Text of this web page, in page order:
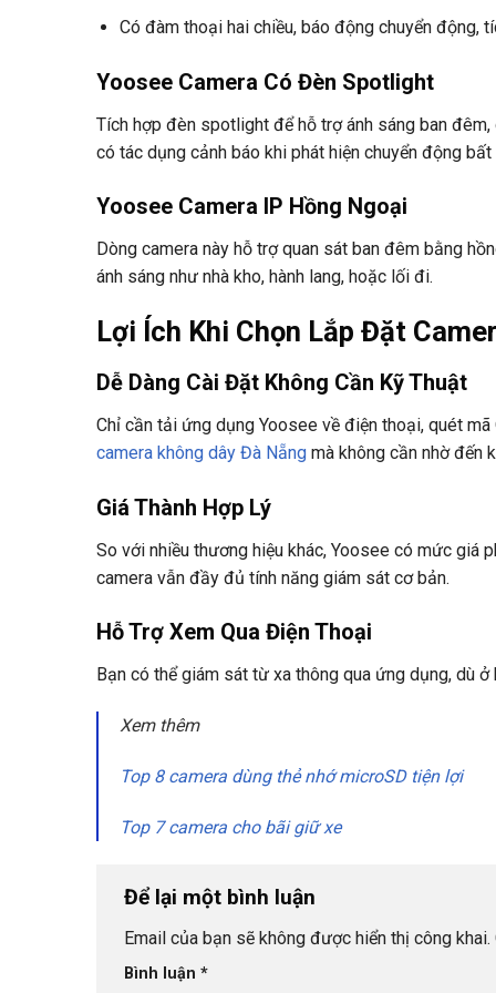
Có đàm thoại hai chiều, báo động chuyển động,
Yoosee Camera Có Đèn Spotlight
Tích hợp đèn spotlight để hỗ trợ ánh sáng ban
có tác dụng cảnh báo khi phát hiện chuyển động
Yoosee Camera IP Hồng Ngoại
Dòng camera này hỗ trợ quan sát ban đêm bằng
ánh sáng như nhà kho, hành lang, hoặc lối đi.
Lợi Ích Khi Chọn Lắp Đặt
Dễ Dàng Cài Đặt Không Cần Kỹ Thuật
Chỉ cần tải ứng dụng Yoosee về điện thoại, quét
camera không dây Đà Nẵng mà không cần nhờ đến
Giá Thành Hợp Lý
So với nhiều thương hiệu khác, Yoosee có mức giá
camera vẫn đầy đủ tính năng giám sát cơ bản.
Hỗ Trợ Xem Qua Điện Thoại
Bạn có thể giám sát từ xa thông qua ứng dụng, dù
Xem thêm
Top 8 camera dùng thẻ nhớ microSD tiện lợi
Top 7 camera cho bãi giữ xe
Để lại một bình luận
Email của bạn sẽ không được hiển thị công khai.
Bình luận *